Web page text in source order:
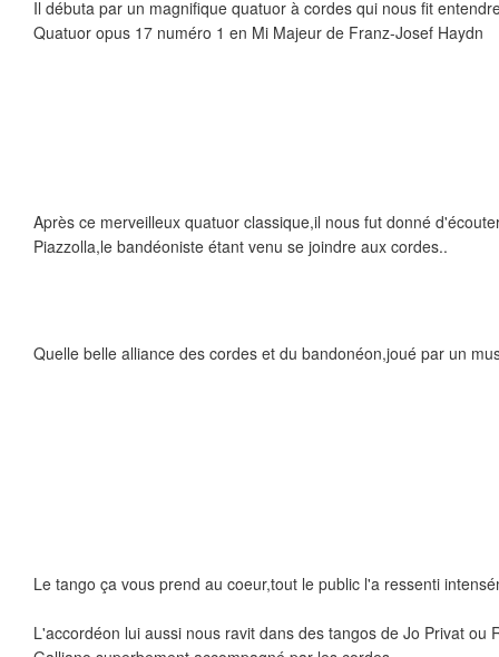
Il débuta par un magnifique quatuor à cordes qui nous fit
Quatuor opus 17 numéro 1 en Mi Majeur de Franz-Josef Haydn
Après ce merveilleux quatuor classique,il nous fut donné
Piazzolla,le bandéoniste étant venu se joindre aux cordes..
Quelle belle alliance des cordes et du bandonéon,joué par un
Le tango ça vous prend au coeur,tout le public l'a ressenti
L'accordéon lui aussi nous ravit dans des tangos de Jo Privat ou